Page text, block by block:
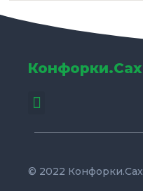
Конфорки.Сах
Menu
© 2022 Конфорки.Сах